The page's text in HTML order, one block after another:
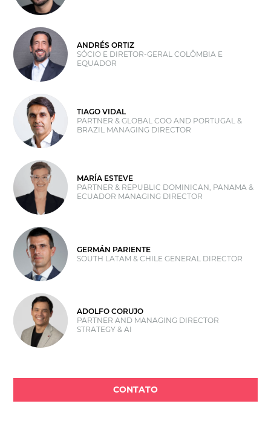
ANDRÉS ORTIZ
SÓCIO E DIRETOR-GERAL COLÔMBIA E
EQUADOR
TIAGO VIDAL
PARTNER & GLOBAL COO AND PORTUGAL &
BRAZIL MANAGING DIRECTOR
MARÍA ESTEVE
PARTNER & REPUBLIC DOMINICAN, PANAMA &
ECUADOR MANAGING DIRECTOR
GERMÁN PARIENTE
SOUTH LATAM & CHILE GENERAL DIRECTOR
ADOLFO CORUJO
PARTNER AND MANAGING DIRECTOR
STRATEGY & AI
CONTATO